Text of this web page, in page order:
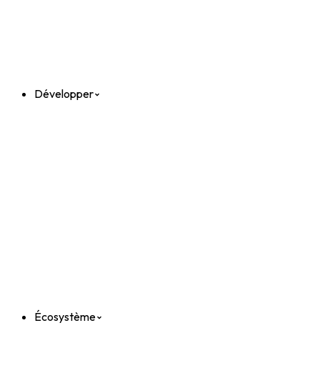
Développer
Écosystème